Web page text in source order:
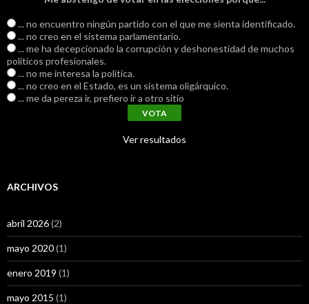
... no encuentro ningún partido con el que me sienta identificado.
... no creo en el sistema parlamentario.
... me ha decepcionado la corrupción y deshonestidad de muchos
políticos profesionales.
... no me interesa la política.
... no creo en el Estado, es un sistema oligárquico.
... me da pereza ir, prefiero ir a otro sitio
Ver resultados
ARCHIVOS
abril 2026(2)
mayo 2020(1)
enero 2019 (1)
mayo 2015 (1)